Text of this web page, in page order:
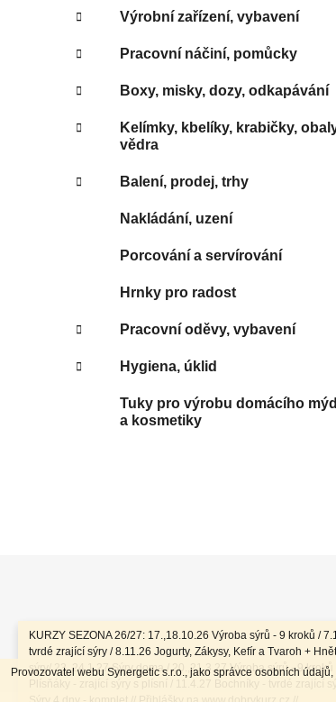
Provozovatel webu Synergetic s.r.o., jako správce osobních
KURZY SEZONA 26/27: 17.,18.10.26 Výroba sýrů - 9 kroků /
tvrdé zrající sýry / 8.11.26 Jogurty, Zákysy, Kefír a Tvaroh +
sýry/ 23.,24.1.27 Sýry doma / 20.,21.3.27 Výroba sýrů - 9 kroků
Výrobní zařízení, vybavení
Pracovní náčiní, pomůcky
Boxy, misky, dozy, odkapávání
Kelímky, kbelíky, krabičky,
vědra
Balení, prodej, trhy
Nakládání, uzení
Porcování a servírování
Hrnky pro radost
Pracovní oděvy, vybavení
Hygiena, úklid
Tuky pro výrobu domácího
a kosmetiky
a